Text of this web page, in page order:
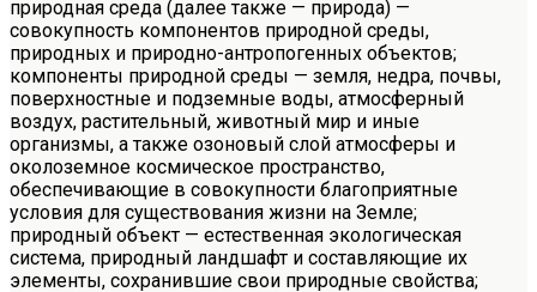
природная среда (далее также — природа) —
совокупность компонентов природной среды,
природных и природно-антропогенных объектов;
компоненты природной среды — земля, недра, почвы,
поверхностные и подземные воды, атмосферный
воздух, растительный, животный мир и иные
организмы, а также озоновый слой атмосферы и
околоземное космическое пространство,
обеспечивающие в совокупности благоприятные
условия для существования жизни на Земле;
природный объект — естественная экологическая
система, природный ландшафт и составляющие их
элементы, сохранившие свои природные свойства;